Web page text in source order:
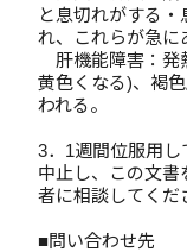
と息切れがする
れ、これらが急に
肝機能障害：発
黄色くなる)、褐
われる。
3．1週間位服用し
中止し、この文書
者に相談してくだ
■問い合わせ先